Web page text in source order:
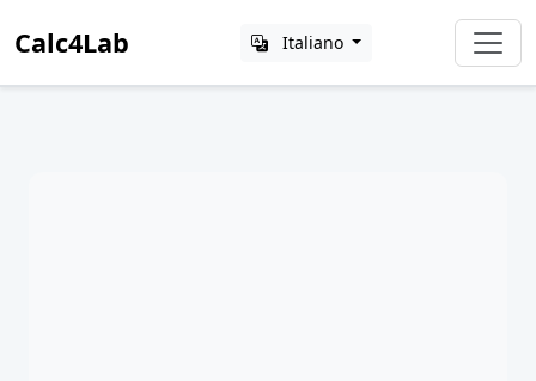
Calc4Lab Italiano